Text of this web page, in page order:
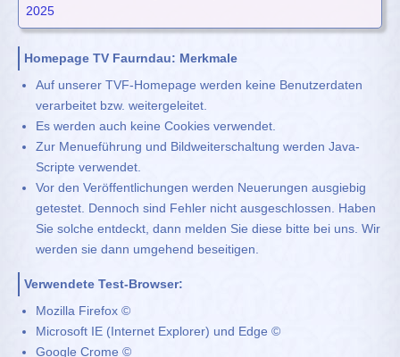
2025
Homepage TV Faurndau: Merkmale
Auf unserer TVF-Homepage werden keine Benutzerdaten
verarbeitet bzw. weitergeleitet.
Es werden auch keine Cookies verwendet.
Zur Menueführung und Bildweiterschaltung werden Java-
Scripte verwendet.
Vor den Veröffentlichungen werden Neuerungen ausgiebig
getestet. Dennoch sind Fehler nicht ausgeschlossen. Haben
Sie solche entdeckt, dann melden Sie diese bitte bei uns. Wir
werden sie dann umgehend beseitigen.
Verwendete Test-Browser:
Mozilla Firefox ©
Microsoft IE (Internet Explorer) und Edge ©
Google Crome ©